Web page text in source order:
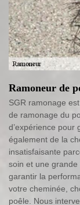
Ramoneur de
SGR ramonage
de ramonage du
d’expérience pour
également de la
insatisfaisante
soin et une
garantir la
votre cheminée,
poêle. Nous